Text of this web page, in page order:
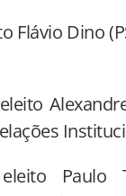
Flávio Dino
Paulo